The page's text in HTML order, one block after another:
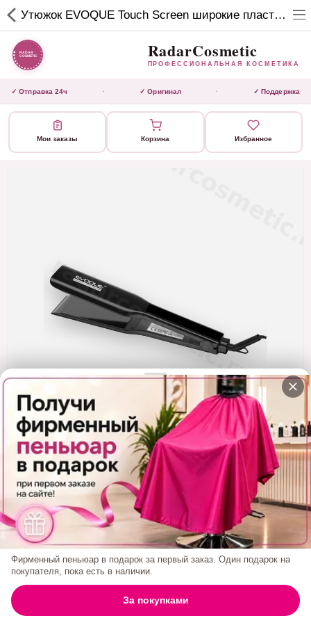
RadarCosmetic
КОСМЕТИКА
✕
Активаторы
Ботокс
Инструмент
Кератин
Ещё категории
✓ Отправка 24ч · ✓ Оригинал ✓ Поддержка
ГЛАВНАЯ ПОИСК КОРЗИНА АККАУНТ
Утюжок EVOQUE Touch Screen широкие пластины ЧЕРНЫЙ
RadarCosmetic
ПРОФЕССИОНАЛЬНАЯ КОСМЕТИКА
✓ Отправка 24ч · ✓ Оригинал · ✓ Поддержка
Мои заказы Корзина Избранное
Утюжок EVOQUE Touch Screen Широкие
Пластины ЧЕРНЫЙ
4 400₽
БРЕНД: EVOQUE
Фирменный пеньюар в подарок за первый заказ. Один подарок на
покупателя, пока есть в наличии.
За покупками